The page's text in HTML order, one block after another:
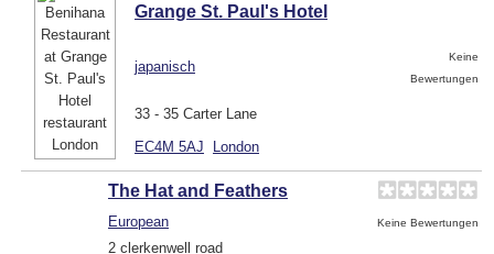
Grange St. Paul's Hotel
japanisch
Keine
Bewertungen
33 - 35 Carter Lane
EC4M 5AJ
London
The Hat and Feathers
European Keine Bewertungen
2 clerkenwell road